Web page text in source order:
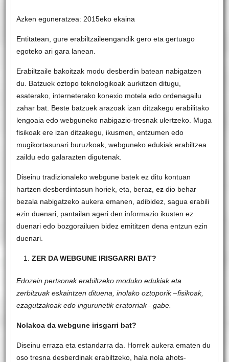
Azken eguneratzea: 2015eko ekaina
Entitatean, gure erabiltzaileengandik gero eta gertuago
egoteko ari gara lanean.
Erabiltzaile bakoitzak modu desberdin batean nabigatzen
du. Batzuek oztopo teknologikoak aurkitzen ditugu,
esaterako, interneterako konexio motela edo ordenagailu
zahar bat. Beste batzuek arazoak izan ditzakegu erabilitako
lengoaia edo webguneko nabigazio-tresnak ulertzeko. Muga
fisikoak ere izan ditzakegu, ikusmen, entzumen edo
mugikortasunari buruzkoak, webguneko edukiak erabiltzea
zaildu edo galarazten digutenak.
Diseinu tradizionaleko webgune batek ez ditu kontuan
hartzen desberdintasun horiek, eta, beraz, ezdio behar
bezala nabigatzeko aukera emanen, adibidez, sagua erabili
ezin duenari, pantailan ageri den informazio ikusten ez
duenari edo bozgorailuen bidez emititzen dena entzun ezin
duenari.
ZER DA WEBGUNE IRISGARRI BAT?
Edozein pertsonak erabiltzeko moduko edukiak eta
zerbitzuak eskaintzen dituena, inolako oztoporik –fisikoak,
ezagutzakoak edo ingurunetik eratorriak– gabe.
Nolakoa da webgune irisgarri bat?
Diseinu erraza eta estandarra da. Horrek aukera ematen du
oso tresna desberdinak erabiltzeko, hala nola ahots-